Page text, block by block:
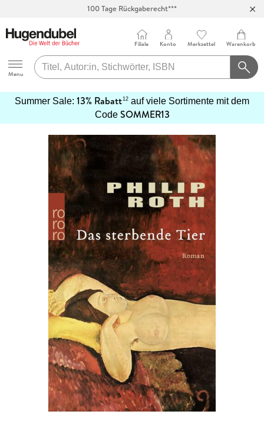
100 Tage Rückgaberecht***
Hugendubel
Menu
Filiale Konto Merkzettel Warenkorb
Summer Sale: 13% Rabatt12 auf viele Sortimente mit dem
Code SOMMER13
erfahren